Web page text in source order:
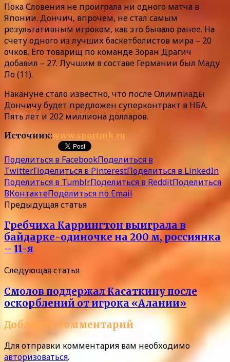
Пока Словения не проиграла ни одного матча в
Японии. Дончич, впрочем, не стал самым
результативным игроком, как это бывало ранее. На
счету одного из лучших баскетболистов мира – 20
очков. Его товарищ по команде Зоран Драгич
добавил – 27. Лучшим в составе Германии был Маду
Ло (11).
Накануне стало известно, что после Олимпиады
Дончичу будет предложен суперконтракт в НБА.
Пять лет и 202 миллиона долларов.
Источник:www.sportmk.ru
Поделиться в FacebookПоделиться в
TwitterПоделиться в PinterestПоделиться в LinkedIn
Поделиться в TumblrПоделиться в RedditПоделиться
ВКонтактеПоделиться по Email
Предыдущая статья
Гребчиха Каррингтон выиграла в
байдарке-одиночке на 200 м, россиянка
– 11-я
Следующая статья
Смолов поддержал Касаткину после
оскорблений от игрока «Алании»
Добавить комментарий
Для отправки комментария вам необходимо
авторизоваться.